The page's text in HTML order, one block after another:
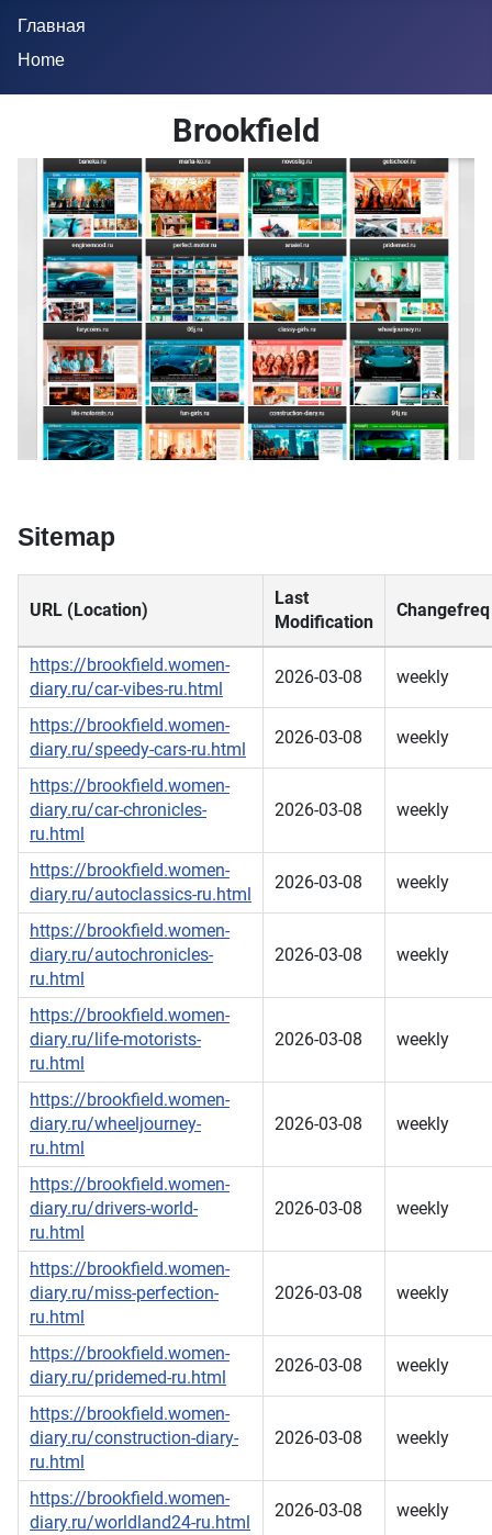
Главная
Home
Brookfield
Sitemap
URL (Location)
Last
Modification
Changefreq
https://brookfield.women-
diary.ru/car-vibes-ru.html
2026-03-08 weekly
https://brookfield.women-
diary.ru/speedy-cars-ru.html
2026-03-08 weekly
https://brookfield.women-
diary.ru/car-chronicles-
ru.html
2026-03-08 weekly
https://brookfield.women-
diary.ru/autoclassics-ru.html
2026-03-08 weekly
https://brookfield.women-
diary.ru/autochronicles-
ru.html
2026-03-08 weekly
https://brookfield.women-
diary.ru/life-motorists-
ru.html
2026-03-08 weekly
https://brookfield.women-
diary.ru/wheeljourney-
ru.html
2026-03-08 weekly
https://brookfield.women-
diary.ru/drivers-world-
ru.html
2026-03-08 weekly
https://brookfield.women-
diary.ru/miss-perfection-
ru.html
2026-03-08 weekly
https://brookfield.women-
diary.ru/pridemed-ru.html
2026-03-08 weekly
https://brookfield.women-
diary.ru/construction-diary-
ru.html
2026-03-08 weekly
https://brookfield.women-
diary.ru/worldland24-ru.html
2026-03-08 weekly